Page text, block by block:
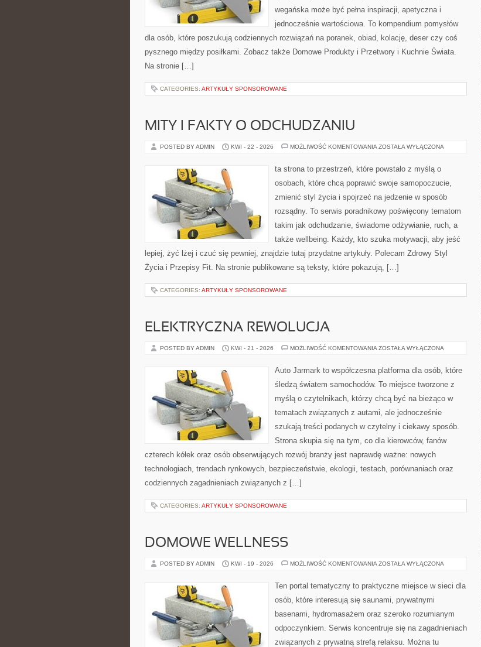
wegańska może być pełna inspiracji, apetyczna i
jednocześnie wartościowa. To kompendium pomysłów
dla osób, które poszukują codziennych rozwiązań na poranek, obiad, kolację, deser czy coś
pysznego między posiłkami. Zobacz także Domowe Produkty i Przetwory i Kuchnie Świata.
Na stronie […]
CATEGORIES: ARTYKUŁY SPONSOROWANE
MITY I FAKTY O ODCHUDZANIU
POSTED BY ADMIN KWI - 22 - 2026 MOŻLIWOŚĆ KOMENTOWANIA MITY
ODCHUDZANIU
ZOSTAŁA WYŁĄCZONA
ta strona to przestrzeń, które powstało z myślą o
osobach, które chcą poprawić swoje samopoczucie,
zmienić styl życia i spojrzeć na jedzenie w sposób
rozsądny. To serwis poradnikowy poświęcony tematom
takim jak odchudzanie, świadome odżywianie, ruch, a
także wellbeing. Każdy, kto szuka motywacji, aby jeść
lepiej, żyć lżej i czuć się pewniej, znajdzie tutaj przydatne artykuły. Polecam Zdrowy Styl
Życia i Przepisy Fit. Na stronie publikowane są teksty, które pokazują, […]
CATEGORIES: ARTYKUŁY SPONSOROWANE
ELEKTRYCZNA REWOLUCJA
POSTED BY ADMIN KWI - 21 - 2026 MOŻLIWOŚĆ KOMENTOWANIA ELEKTRYCZNA
ZOSTAŁA WYŁĄCZONA
Auto Jarmark to współczesna platforma dla osób, które
śledzą światem samochodów. To miejsce tworzone z
myślą o czytelnikach, którzy chcą być na bieżąco w
tematach związanych z autami, ale jednocześnie
szukają treści podanych w czytelny i ciekawy sposób.
Strona skupia się na tym, co dla kierowców, fanów
czterech kółek oraz osób obserwujących rozwój branży jest naprawdę ważne: nowych
technologiach, trendach rynkowych, bezpieczeństwie, ekologii, testach, porównaniach oraz
codziennych zagadnieniach związanych z […]
CATEGORIES: ARTYKUŁY SPONSOROWANE
DOMOWE WELLNESS
POSTED BY ADMIN KWI - 19 - 2026 MOŻLIWOŚĆ KOMENTOWANIA DOMOWE
ZOSTAŁA WYŁĄCZONA
Ten portal tematyczny to praktyczne miejsce w sieci dla
osób, które interesują się saunami, prywatnymi
basenami, hydromasażem oraz szeroko rozumianym
odpoczynkiem. Serwis koncentruje się na zagadnieniach
związanych z prywatną strefą relaksu. Można tu